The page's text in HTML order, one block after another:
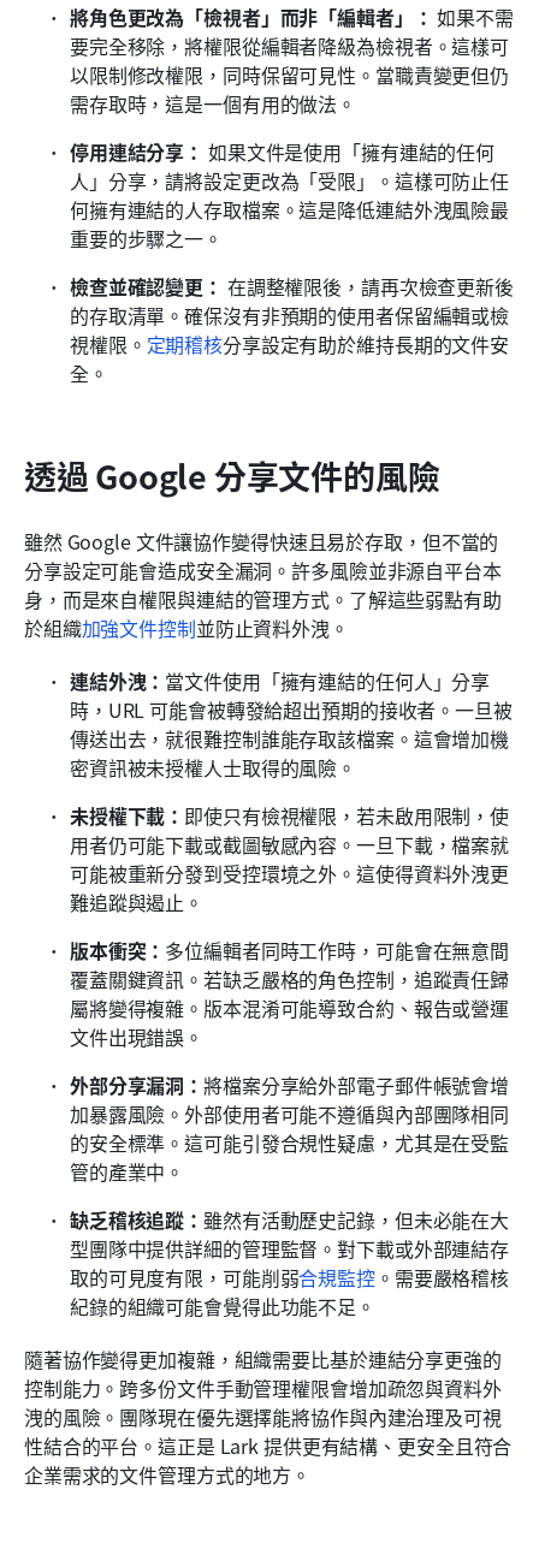
將角色更改為「檢視者」而非「編輯者」： 如果不需
要完全移除，將權限從編輯者降級為檢視者。這樣可
以限制修改權限，同時保留可見性。當職責變更但仍
需存取時，這是一個有用的做法。
停用連結分享： 如果文件是使用「擁有連結的任何
人」分享，請將設定更改為「受限」。這樣可防止任
何擁有連結的人存取檔案。這是降低連結外洩風險最
重要的步驟之一。
檢查並確認變更： 在調整權限後，請再次檢查更新後
的存取清單。確保沒有非預期的使用者保留編輯或檢
視權限。 定期稽核分享設定有助於維持長期的文件安
全。
透過 Google 分享文件的風險
雖然 Google 文件讓協作變得快速且易於存取，但不當的
分享設定可能會造成安全漏洞。許多風險並非源自平台本
身，而是來自權限與連結的管理方式。了解這些弱點有助
於組織加強文件控制並防止資料外洩。
連結外洩： 當文件使用「擁有連結的任何人」分享
時，URL 可能會被轉發給超出預期的接收者。一旦被
傳送出去，就很難控制誰能存取該檔案。這會增加機
密資訊被未授權人士取得的風險。
未授權下載： 即使只有檢視權限，若未啟用限制，使
用者仍可能下載或截圖敏感內容。一旦下載，檔案就
可能被重新分發到受控環境之外。這使得資料外洩更
難追蹤與遏止。
版本衝突： 多位編輯者同時工作時，可能會在無意間
覆蓋關鍵資訊。若缺乏嚴格的角色控制，追蹤責任歸
屬將變得複雜。版本混淆可能導致合約、報告或營運
文件出現錯誤。
外部分享漏洞：將檔案分享給外部電子郵件帳號會增
加暴露風險。外部使用者可能不遵循與內部團隊相同
的安全標準。這可能引發合規性疑慮，尤其是在受監
管的產業中。
缺乏稽核追蹤： 雖然有活動歷史記錄，但未必能在大
型團隊中提供詳細的管理監督。對下載或外部連結存
取的可見度有限，可能削弱合規監控。需要嚴格稽核
紀錄的組織可能會覺得此功能不足。
隨著協作變得更加複雜，組織需要比基於連結分享更強的
控制能力。跨多份文件手動管理權限會增加疏忽與資料外
洩的風險。團隊現在優先選擇能將協作與內建治理及可視
性結合的平台。這正是 Lark 提供更有結構、更安全且符合
企業需求的文件管理方式的地方。